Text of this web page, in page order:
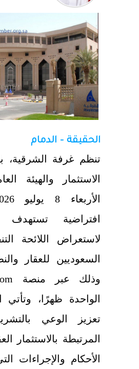
الحقيقة - الدمام
تنظم غرفة الشرقية،
الاستثمار والهيئة
افتراضية تستهدف
لاستعراض اللائحة
السعوديين للعقار
الواحدة ظهرًا،
تعزيز الوعي
المرتبطة بالاستثمار
الأحكام والإجراءات